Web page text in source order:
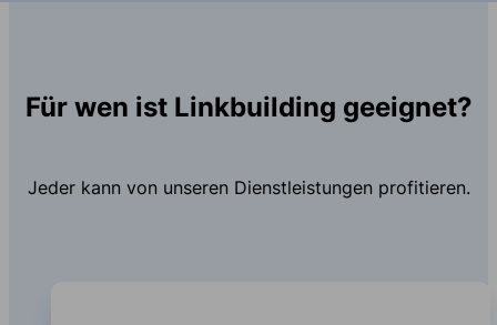
Für wen ist Linkbuilding geeignet?
Jeder kann von unseren Dienstleistungen profitieren.